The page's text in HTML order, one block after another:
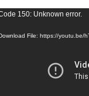
150: Unknown error.
File: https://youtu.be/